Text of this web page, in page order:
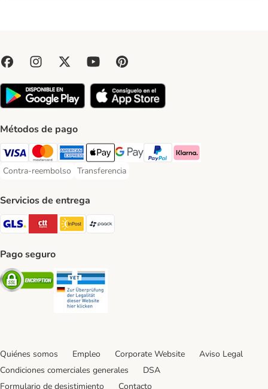
Métodos de pago
Visa Payment Method
Mastercard Payment Method
American Express Payment Method
Apple Pay Payment Method
Google Pay Payment Method
PayPal Payment Method
Klarna Payment Method
Contra-reembolso
Contra-reembolso Payment Method
Transferencia
Transferencia Payment Method
Servicios de entrega
GLS Shipping Method
CTTExpress Shipping Method
InPost Shipping Method
paack Shipping Method
Pago seguro
Security
Quiénes somos Empleo Corporate Website
Aviso Legal
Condiciones comerciales generales
DSA
Formulario de desistimiento
Contacto